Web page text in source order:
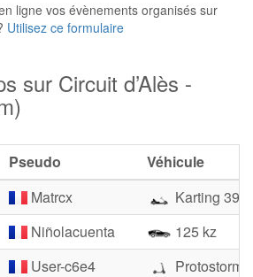
ligne vos évènements organisés sur
Utilisez ce formulaire
sur Circuit d’Alès -
Pseudo
Véhicule
Matrcx
Karting 390
Niñolacuenta
125 kz
User-c6e4
Protostorm